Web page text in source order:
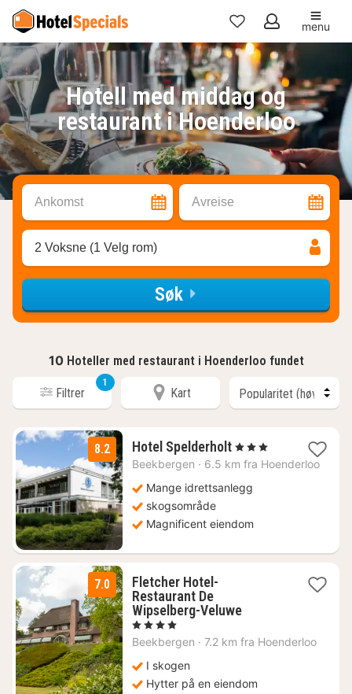
Mine
favoritter
menu
Hotell med middag og
restaurant i Hoenderloo
Ankomst Avreise
2 Voksne (1 Velg rom)
Søk
10 Hoteller med restaurant i Hoenderloo fundet
Filtrer
1
Kart
8.2 Hotel Spelderholt1
natt
2094
, 3 Stjerner
Beekbergen · 6.5 km fra Hoenderloo
Mange idrettsanlegg
skogsområde
Magnificent eiendom
7.0
Fletcher Hotel-
Restaurant De
Wipselberg-Veluwe1
fra
, 4 Stjerner
Beekbergen · 7.2 km fra Hoenderloo
I skogen
Hytter på en eiendom